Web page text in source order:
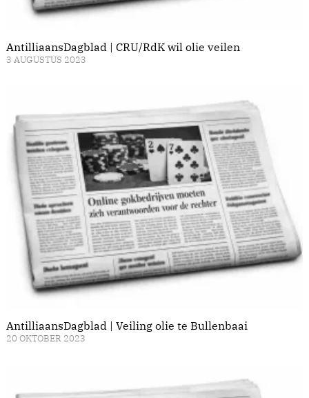
AntilliaansDagblad | CRU/RdK wil olie veilen
3 AUGUSTUS 2023
AntilliaansDagblad | Veiling olie te Bullenbaai
20 OKTOBER 2023